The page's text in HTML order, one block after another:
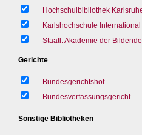
Hochschulbibliothek
Karlshochschule
Staatl. Akademie der
Gerichte
Bundesgerichtshof
Bundesverfassungsgericht
Sonstige Bibliotheken